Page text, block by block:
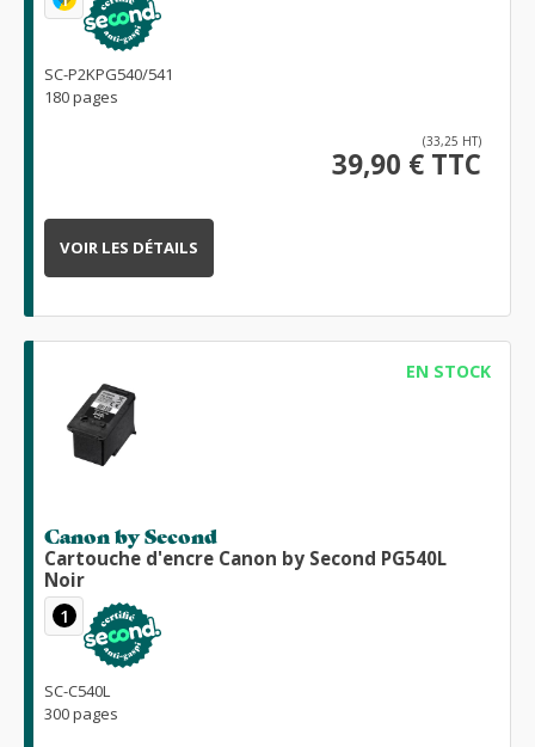
SC-P2KPG540/541
180 pages
(33,25 HT)
39,90 € TTC
VOIR LES DÉTAILS
EN STOCK
Canon by Second
Cartouche d'encre Canon by Second PG540L
Noir
1
SC-C540L
300 pages